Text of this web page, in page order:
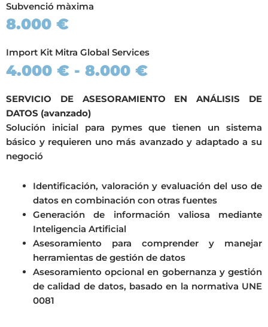
Subvenció màxima
8.000 €
Import Kit Mitra Global Services
4.000 € - 8.000 €
SERVICIO DE ASESORAMIENTO EN ANÁLISIS DE
DATOS (avanzado)
Solución inicial para pymes que tienen un sistema
básico y requieren uno más avanzado y adaptado a su
negoció
Identificación, valoración y evaluación del uso de
datos en combinación con otras fuentes
Generación de información valiosa mediante
Inteligencia Artificial
Asesoramiento para comprender y manejar
herramientas de gestión de datos
Asesoramiento opcional en gobernanza y gestión
de calidad de datos, basado en la normativa UNE
0081